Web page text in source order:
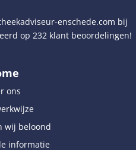
enschede.com bij
op 232 klant beoordelingen!
ons
wij beloond
informatie